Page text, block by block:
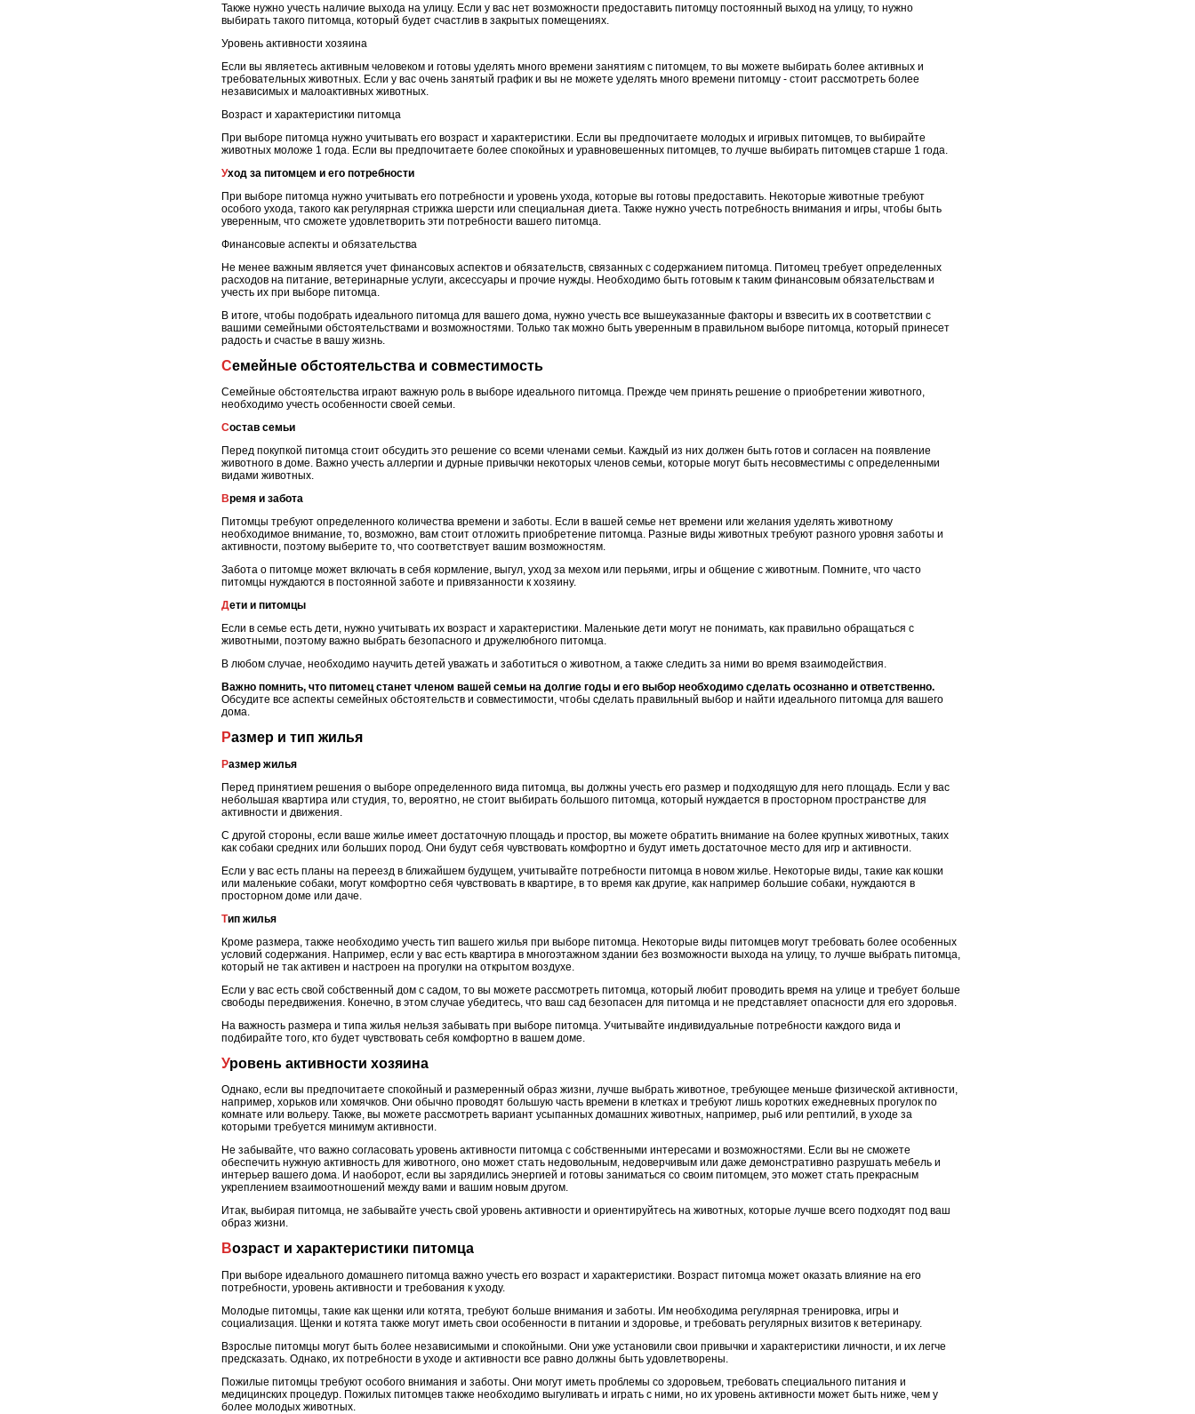
Также нужно учесть наличие выхода на улицу. Если у вас нет возможности предоставить питомцу постоянный выход на улицу, то нужно
выбирать такого питомца, который будет счастлив в закрытых помещениях.
Уровень активности хозяина
Если вы являетесь активным человеком и готовы уделять много времени занятиям с питомцем, то вы можете выбирать более активных и
требовательных животных. Если у вас очень занятый график и вы не можете уделять много времени питомцу - стоит рассмотреть более
независимых и малоактивных животных.
Возраст и характеристики питомца
При выборе питомца нужно учитывать его возраст и характеристики. Если вы предпочитаете молодых и игривых питомцев, то выбирайте
животных моложе 1 года. Если вы предпочитаете более спокойных и уравновешенных питомцев, то лучше выбирать питомцев старше 1 года.
Уход за питомцем и его потребности
При выборе питомца нужно учитывать его потребности и уровень ухода, которые вы готовы предоставить. Некоторые животные требуют
особого ухода, такого как регулярная стрижка шерсти или специальная диета. Также нужно учесть потребность внимания и игры, чтобы быть
уверенным, что сможете удовлетворить эти потребности вашего питомца.
Финансовые аспекты и обязательства
Не менее важным является учет финансовых аспектов и обязательств, связанных с содержанием питомца. Питомец требует определенных
расходов на питание, ветеринарные услуги, аксессуары и прочие нужды. Необходимо быть готовым к таким финансовым обязательствам и
учесть их при выборе питомца.
В итоге, чтобы подобрать идеального питомца для вашего дома, нужно учесть все вышеуказанные факторы и взвесить их в соответствии с
вашими семейными обстоятельствами и возможностями. Только так можно быть уверенным в правильном выборе питомца, который принесет
радость и счастье в вашу жизнь.
Семейные обстоятельства и совместимость
Семейные обстоятельства играют важную роль в выборе идеального питомца. Прежде чем принять решение о приобретении животного,
необходимо учесть особенности своей семьи.
Состав семьи
Перед покупкой питомца стоит обсудить это решение со всеми членами семьи. Каждый из них должен быть готов и согласен на появление
животного в доме. Важно учесть аллергии и дурные привычки некоторых членов семьи, которые могут быть несовместимы с определенными
видами животных.
Время и забота
Питомцы требуют определенного количества времени и заботы. Если в вашей семье нет времени или желания уделять животному
необходимое внимание, то, возможно, вам стоит отложить приобретение питомца. Разные виды животных требуют разного уровня заботы и
активности, поэтому выберите то, что соответствует вашим возможностям.
Забота о питомце может включать в себя кормление, выгул, уход за мехом или перьями, игры и общение с животным. Помните, что часто
питомцы нуждаются в постоянной заботе и привязанности к хозяину.
Дети и питомцы
Если в семье есть дети, нужно учитывать их возраст и характеристики. Маленькие дети могут не понимать, как правильно обращаться с
животными, поэтому важно выбрать безопасного и дружелюбного питомца.
В любом случае, необходимо научить детей уважать и заботиться о животном, а также следить за ними во время взаимодействия.
Важно помнить, что питомец станет членом вашей семьи на долгие годы и его выбор необходимо сделать осознанно и ответственно.
Обсудите все аспекты семейных обстоятельств и совместимости, чтобы сделать правильный выбор и найти идеального питомца для вашего
дома.
Размер и тип жилья
Размер жилья
Перед принятием решения о выборе определенного вида питомца, вы должны учесть его размер и подходящую для него площадь. Если у вас
небольшая квартира или студия, то, вероятно, не стоит выбирать большого питомца, который нуждается в просторном пространстве для
активности и движения.
С другой стороны, если ваше жилье имеет достаточную площадь и простор, вы можете обратить внимание на более крупных животных, таких
как собаки средних или больших пород. Они будут себя чувствовать комфортно и будут иметь достаточное место для игр и активности.
Если у вас есть планы на переезд в ближайшем будущем, учитывайте потребности питомца в новом жилье. Некоторые виды, такие как кошки
или маленькие собаки, могут комфортно себя чувствовать в квартире, в то время как другие, как например большие собаки, нуждаются в
просторном доме или даче.
Тип жилья
Кроме размера, также необходимо учесть тип вашего жилья при выборе питомца. Некоторые виды питомцев могут требовать более особенных
условий содержания. Например, если у вас есть квартира в многоэтажном здании без возможности выхода на улицу, то лучше выбрать питомца,
который не так активен и настроен на прогулки на открытом воздухе.
Если у вас есть свой собственный дом с садом, то вы можете рассмотреть питомца, который любит проводить время на улице и требует больше
свободы передвижения. Конечно, в этом случае убедитесь, что ваш сад безопасен для питомца и не представляет опасности для его здоровья.
На важность размера и типа жилья нельзя забывать при выборе питомца. Учитывайте индивидуальные потребности каждого вида и
подбирайте того, кто будет чувствовать себя комфортно в вашем доме.
Уровень активности хозяина
Однако, если вы предпочитаете спокойный и размеренный образ жизни, лучше выбрать животное, требующее меньше физической активности,
например, хорьков или хомячков. Они обычно проводят большую часть времени в клетках и требуют лишь коротких ежедневных прогулок по
комнате или вольеру. Также, вы можете рассмотреть вариант усыпанных домашних животных, например, рыб или рептилий, в уходе за
которыми требуется минимум активности.
Не забывайте, что важно согласовать уровень активности питомца с собственными интересами и возможностями. Если вы не сможете
обеспечить нужную активность для животного, оно может стать недовольным, недоверчивым или даже демонстративно разрушать мебель и
интерьер вашего дома. И наоборот, если вы зарядились энергией и готовы заниматься со своим питомцем, это может стать прекрасным
укреплением взаимоотношений между вами и вашим новым другом.
Итак, выбирая питомца, не забывайте учесть свой уровень активности и ориентируйтесь на животных, которые лучше всего подходят под ваш
образ жизни.
Возраст и характеристики питомца
При выборе идеального домашнего питомца важно учесть его возраст и характеристики. Возраст питомца может оказать влияние на его
потребности, уровень активности и требования к уходу.
Молодые питомцы, такие как щенки или котята, требуют больше внимания и заботы. Им необходима регулярная тренировка, игры и
социализация. Щенки и котята также могут иметь свои особенности в питании и здоровье, и требовать регулярных визитов к ветеринару.
Взрослые питомцы могут быть более независимыми и спокойными. Они уже установили свои привычки и характеристики личности, и их легче
предсказать. Однако, их потребности в уходе и активности все равно должны быть удовлетворены.
Пожилые питомцы требуют особого внимания и заботы. Они могут иметь проблемы со здоровьем, требовать специального питания и
медицинских процедур. Пожилых питомцев также необходимо выгуливать и играть с ними, но их уровень активности может быть ниже, чем у
более молодых животных.